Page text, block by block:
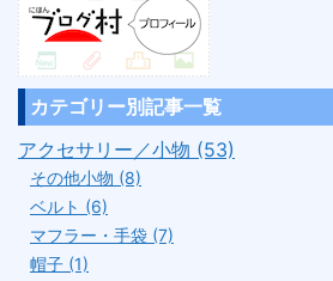
カテゴリー別記事一覧
アクセサリー／小物 (53)
その他小物 (8)
ベルト (6)
マフラー・手袋 (7)
帽子 (1)